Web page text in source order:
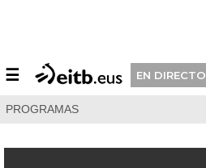
☰ EN DIRECTO
PROGRAMAS